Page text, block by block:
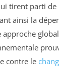
tirent parti de
ainsi la
approche
contre le